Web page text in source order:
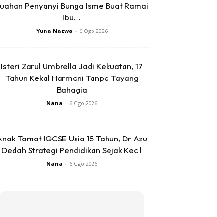
Penyanyi Bunga Isme Buat Ramai
Ibu...
Yuna Nazwa - 6 Ogo 2026
Isteri Zarul Umbrella Jadi Kekuatan, 17
Tahun Kekal Harmoni Tanpa Tayang
Bahagia
Nana - 6 Ogo 2026
Tamat IGCSE Usia 15 Tahun, Dr Azu
Dedah Strategi Pendidikan Sejak Kecil
Nana - 6 Ogo 2026